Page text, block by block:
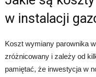
w instalacji
Koszt wymiany parownika
zróżnicowany i zależy od
pamiętać, że inwestycja w